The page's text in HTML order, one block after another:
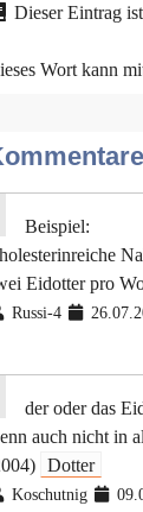
Dieser Eintrag
Wort kann
Beispiel:
Eidotter pro
Russi-4
der oder das
auch nicht in
Dotter
Koschutnig